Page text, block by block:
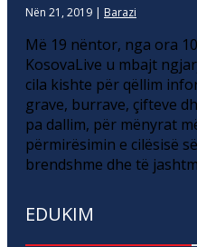
Nën 21, 2019 | Barazi
Më 19 nëntor, nga ora
KosovaLive u mbajt
cila kishte për qëllim
grave, burrave, çifteve
pa dallim, për mënyrat
përmirësimin e cilësisë
brendshme dhe të
EDUKIM